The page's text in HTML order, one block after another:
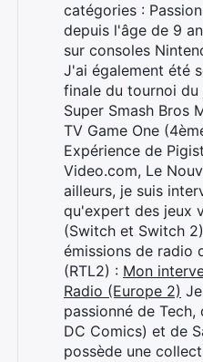
catégories :
depuis l'âge de 9
sur consoles
J'ai également été
finale du tournoi du
Super Smash Bros
TV Game One
Expérience de
Video.com, Le
ailleurs, je suis
qu'expert des jeux
(Switch et Switch
émissions de radio
(RTL2) : Mon
Radio (Europe 2)
passionné de
DC Comics) et de
possède une